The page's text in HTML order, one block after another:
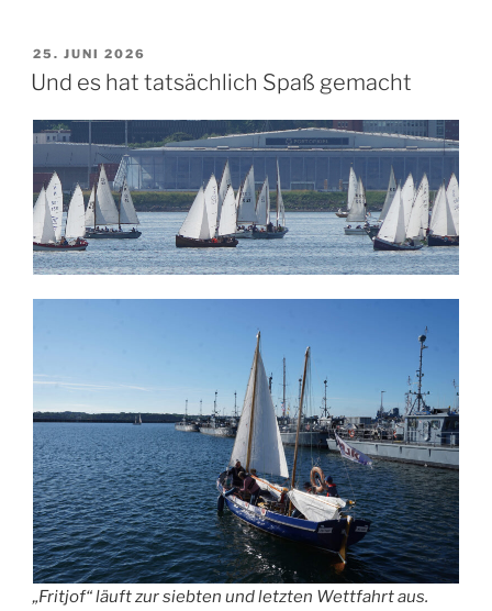
VERÖFFENTLICHT
AM
25. JUNI 2026
Und es hat tatsächlich Spaß gemacht
„Fritjof“ läuft zur siebten und letzten Wettfahrt aus.